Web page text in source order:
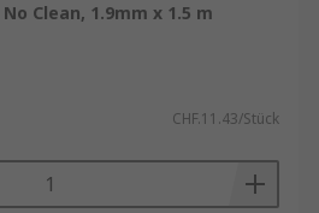
Clean, 1.9mm x 1.5 m
CHF.11.43/Stück